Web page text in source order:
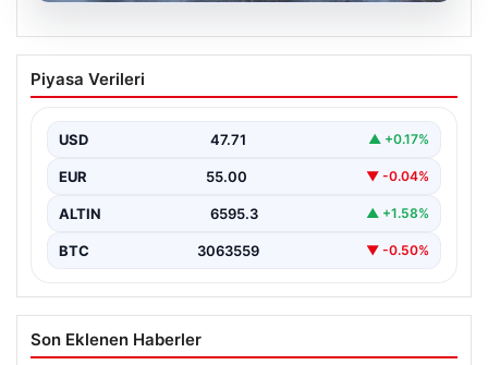
Tunceli’de otluk yangını ormanlık alana
sıçramadan kontrol altına alındı
arasında bulunan otlaklık bölgede henüz
belirlenemeyen bir nedenle…
Piyasa Verileri
USD 47.71 ▲ +0.17%
EUR 55.00 ▼ -0.04%
ALTIN 6595.3 ▲ +1.58%
BTC 3063559 ▼ -0.50%
Son Eklenen Haberler